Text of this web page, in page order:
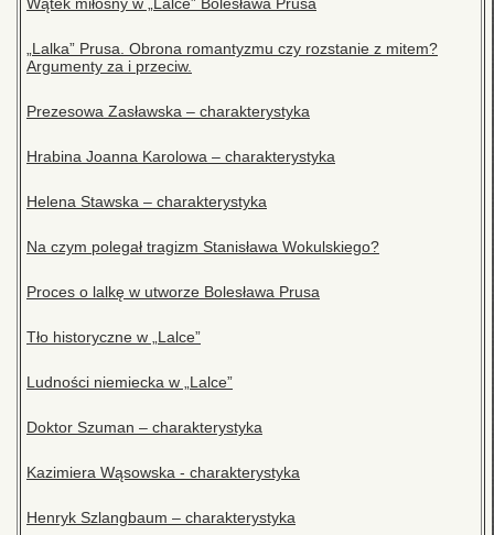
Wątek miłosny w „Lalce” Bolesława Prusa
„Lalka” Prusa. Obrona romantyzmu czy rozstanie z mitem?
Argumenty za i przeciw.
Prezesowa Zasławska – charakterystyka
Hrabina Joanna Karolowa – charakterystyka
Helena Stawska – charakterystyka
Na czym polegał tragizm Stanisława Wokulskiego?
Proces o lalkę w utworze Bolesława Prusa
Tło historyczne w „Lalce”
Ludności niemiecka w „Lalce”
Doktor Szuman – charakterystyka
Kazimiera Wąsowska - charakterystyka
Henryk Szlangbaum – charakterystyka